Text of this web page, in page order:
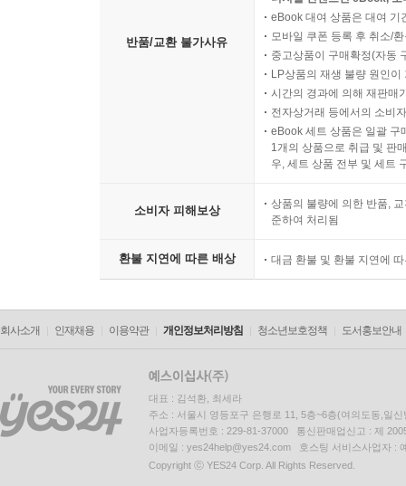
반품/교환 불가사유
eBook 대여 상품은 대여 기
모바일 쿠폰 등록 후 취소/
중고상품이 구매확정(자동
LP상품의 재생 불량 원인
시간의 경과에 의해 재판매
전자상거래 등에서의 소비
eBook 세트 상품은 일괄 구
1개의 상품으로 취급 및 판
우, 세트 상품 전부 및 세트
소비자 피해보상
상품의 불량에 의한 반품,
준하여 처리됨
환불 지연에 따른 배상 대금 환불 및 환불 지연에
회사소개 인재채용 이용약관 개인정보처리방침 청소년보호정책 도서홍보안내
대표 : 김석환, 최세라
주소 : 서울시 영등포구 은행로 11, 5층~6층(여의도동,일신
사업자등록번호 : 229-81-37000 통신판매업신고 : 제
이메일 : yes24help@yes24.com 호스팅 서비스사업자 :
Copyright ⓒ YES24 Corp. All Rights Reserved.